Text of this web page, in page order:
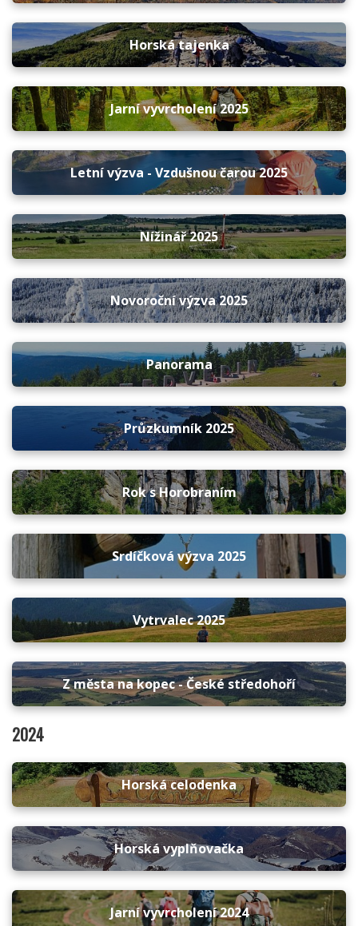
Horská tajenka
Jarní vyvrcholení 2025
Letní výzva - Vzdušnou čarou 2025
Nížinář 2025
Novoroční výzva 2025
Panorama
Průzkumník 2025
Rok s Horobraním
Srdíčková výzva 2025
Vytrvalec 2025
Z města na kopec - České středohoří
2024
Horská celodenka
Horská vyplňovačka
Jarní vyvrcholení 2024